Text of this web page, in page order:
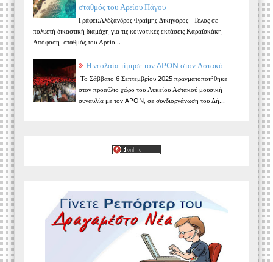
σταθμός του Αρείου Πάγου
Γράφει:Αλέξανδρος Φραίμης Δικηγόρος Τέλος σε
πολυετή δικαστική διαμάχη για τις κοινοτικές εκτάσεις Καραϊσκάκη –
Απόφαση–σταθμός του Αρείο...
Η νεολαία τίμησε τον APON στον Αστακό
Το Σάββατο 6 Σεπτεμβρίου 2025 πραγματοποιήθηκε
στον προαύλιο χώρο του Λυκείου Αστακού μουσική
συναυλία με τον APON, σε συνδιοργάνωση του Δή...